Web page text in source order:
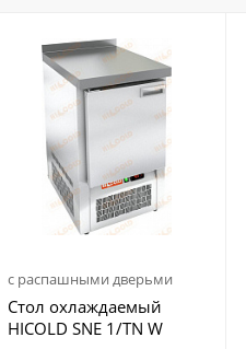
с распашными дверьми
Стол охлаждаемый
HICOLD SNE 1/TN W